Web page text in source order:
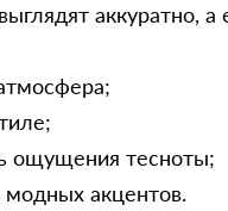
аккуратно,
ощущения тесноты;
модных акцентов.